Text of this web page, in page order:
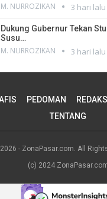
M. NURROZIKAN 3 hari lalu
Dukung Gubernur Tekan
Susu…
M. NURROZIKAN 3 hari lalu
PEDOMAN REDAKSI
TENTANG
- ZonaPasar.com. All
(c) 2024